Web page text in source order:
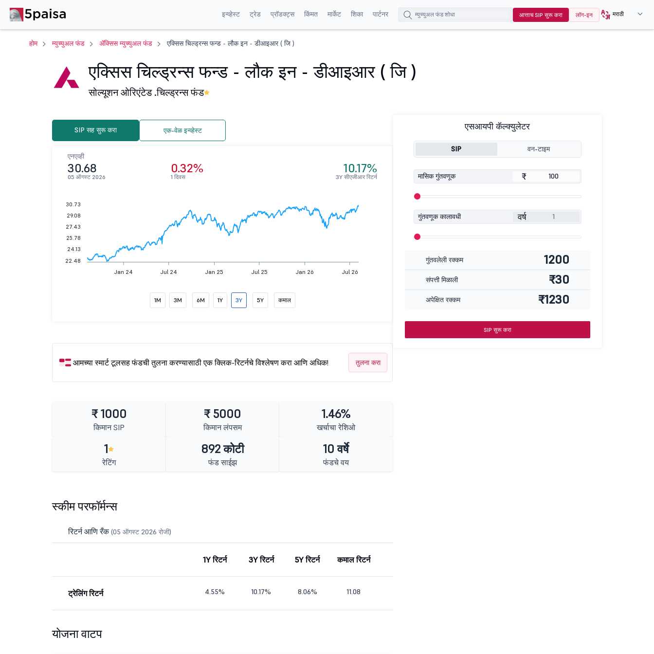
इन्व्हेस्ट ट्रेड प्रॉडक्ट्स किंमत मार्केट शिका पार्टनर आत्ताच SIP सुरू करा लॉग-इन मराठी
होम म्युच्युअल फंड ॲक्सिस म्युच्युअल फंड एक्सिस चिल्ड्रन्स फन्ड - लौक इन - डीआइआर ( जि )
एक्सिस चिल्ड्रन्स फन्ड - लौक इन - डीआइआर ( जि )
सोल्यूशन ओरिएंटेड .चिल्ड्रन्स फंड
SIP सह सुरू करा एक-वेळ इन्व्हेस्ट
एनएव्ही
30.68
05 ऑगस्ट 2026
0.32%
1 दिवस
10.17%
3Y सीएजीआर रिटर्न
Jan 24 Jul 24 Jan 25 Jul 25 Jan 26 Jul 26
30.73
29.08
27.43
25.78
24.13
22.48
1M 3M 6M 1Y 3Y 5Y कमाल
आमच्या स्मार्ट टूलसह फंडची तुलना करण्यासाठी एक क्लिक-रिटर्नचे विश्लेषण करा आणि अधिक! तुलना करा
₹ 1000
किमान SIP
₹ 5000
किमान लंपसम
1.46%
खर्चाचा रेशिओ
1
रेटिंग
892 कोटी
फंड साईझ
10 वर्षे
फंडचे वय
स्कीम परफॉर्मन्स
रिटर्न आणि रँक(05 ऑगस्ट 2026 रोजी)
1Y रिटर्न 3Y रिटर्न 5Y रिटर्न कमाल रिटर्न
ट्रेलिंग रिटर्न 4.55% 10.17% 8.06% 11.08
योजना वाटप
एसआयपी कॅल्क्युलेटर
SIP वन-टाइम
मासिक गुंतवणूक ₹
गुंतवणूक कालावधी वर्ष
गुंतवलेली रक्कम 1200
संपत्ती मिळाली ₹30
अपेक्षित रक्कम ₹1230
SIP सुरू करा